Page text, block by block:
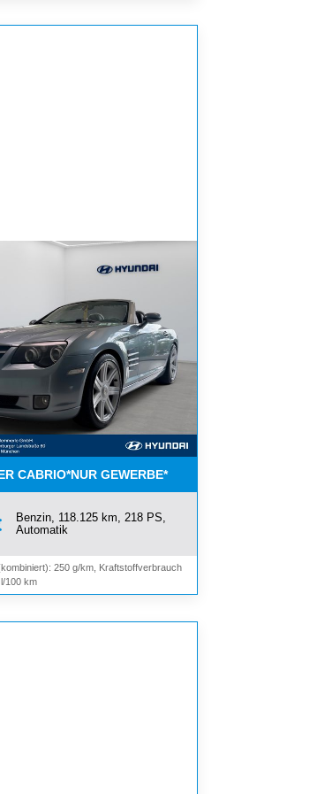
CABRIO*NUR GEWERBE*
Benzin, 118.125 km, 218 PS,
Automatik
250 g/km, Kraftstoffverbrauch
100 km